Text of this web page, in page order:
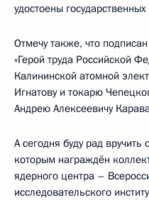
удостоены
Отмечу также, что
«Герой труда Российской
Калининской атомной
Игнатову и токарю
Андрею Алексеевичу
А сегодня буду рад вручить
которым награждён
ядерного центра –
исследовательского